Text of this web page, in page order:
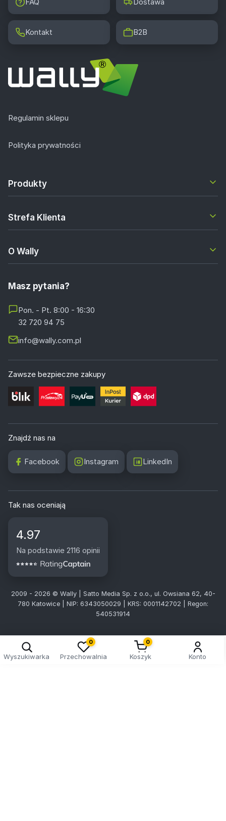
Kontakt B2B
Regulamin sklepu
Polityka prywatności
Produkty
Strefa Klienta
O Wally
Masz pytania?
Pon. - Pt. 8:00 - 16:30
32 720 94 75
info@wally.com.pl
Zawsze bezpieczne zakupy
Znajdź nas na
Facebook Instagram LinkedIn
Tak nas oceniają
4.97
Na podstawie 2116 opinii
2009 - 2026 © Wally | Satto Media Sp. z o.o., ul. Owsiana 62, 40-
780 Katowice | NIP: 6343050029 | KRS: 0001142702 | Regon:
540531914
Wyszukiwarka
0
Przechowalnia
0
Koszyk Konto